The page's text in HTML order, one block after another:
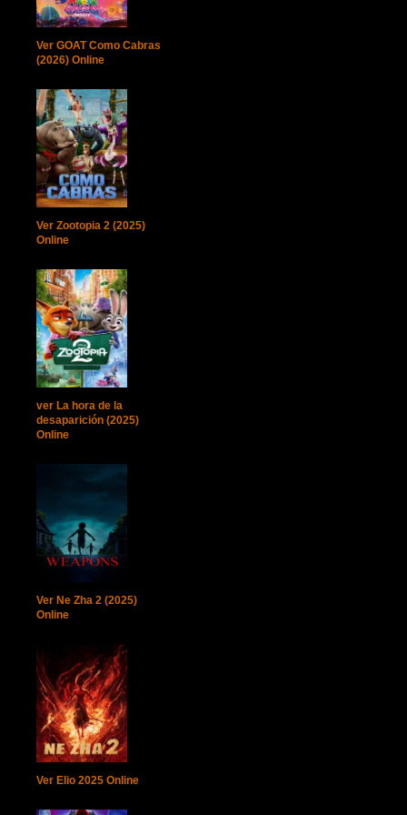
Ver GOAT Como Cabras
(2026) Online
Ver Zootopia 2 (2025)
Online
ver La hora de la
desaparición (2025)
Online
Ver Ne Zha 2 (2025)
Online
Ver Elio 2025 Online